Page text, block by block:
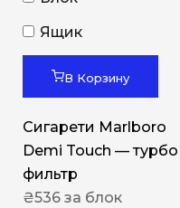
Ящик
В Корзину
Сигарети Marlboro
Demi Touch — турбо
фильтр
₴536 за блок